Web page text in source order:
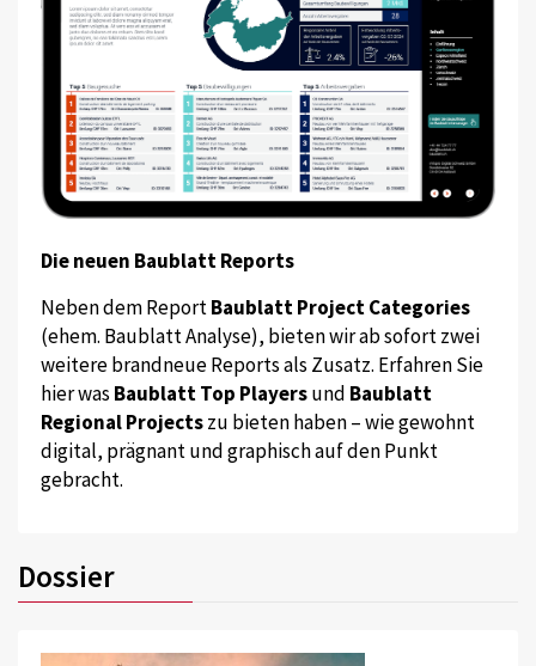
Die neuen Baublatt Reports
Neben dem ReportBaublatt Project Categories
(ehem. Baublatt Analyse), bieten wir ab sofort zwei
weitere brandneue Reports als Zusatz. Erfahren Sie
hier was Baublatt Top Playersund Baublatt
Regional Projectszu bieten haben – wie gewohnt
digital, prägnant und graphisch auf den Punkt
gebracht.
Dossier